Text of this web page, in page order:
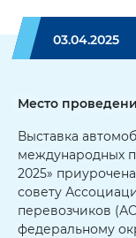
03.04.2025
Место
Выставка
международных
2025»
совету
перевозчиков
федеральному